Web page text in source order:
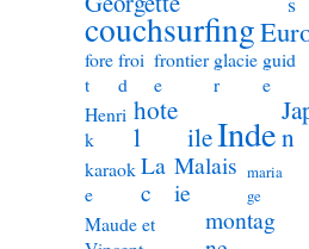
couchsurfing
fore
t
froi
d
frontier
e
glacie
r
guid
e
Henri
k
hote
l
ileInden
karaok
e
La
c
Malais
ie
maria
ge
Maude et
montag